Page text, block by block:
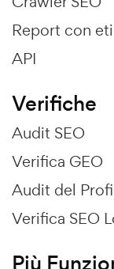
Report con
API
Verifiche
Audit SEO
Verifica GEO
Audit del
Verifica SEO